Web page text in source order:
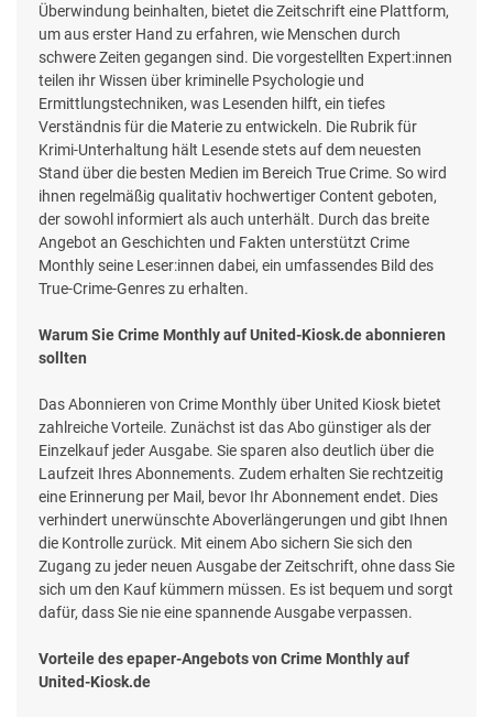
Überwindung beinhalten, bietet die Zeitschrift eine Plattform,
um aus erster Hand zu erfahren, wie Menschen durch
schwere Zeiten gegangen sind. Die vorgestellten Expert:innen
teilen ihr Wissen über kriminelle Psychologie und
Ermittlungstechniken, was Lesenden hilft, ein tiefes
Verständnis für die Materie zu entwickeln. Die Rubrik für
Krimi-Unterhaltung hält Lesende stets auf dem neuesten
Stand über die besten Medien im Bereich True Crime. So wird
ihnen regelmäßig qualitativ hochwertiger Content geboten,
der sowohl informiert als auch unterhält. Durch das breite
Angebot an Geschichten und Fakten unterstützt Crime
Monthly seine Leser:innen dabei, ein umfassendes Bild des
True-Crime-Genres zu erhalten.
Warum Sie Crime Monthly auf United-Kiosk.de abonnieren
sollten
Das Abonnieren von Crime Monthly über United Kiosk bietet
zahlreiche Vorteile. Zunächst ist das Abo günstiger als der
Einzelkauf jeder Ausgabe. Sie sparen also deutlich über die
Laufzeit Ihres Abonnements. Zudem erhalten Sie rechtzeitig
eine Erinnerung per Mail, bevor Ihr Abonnement endet. Dies
verhindert unerwünschte Aboverlängerungen und gibt Ihnen
die Kontrolle zurück. Mit einem Abo sichern Sie sich den
Zugang zu jeder neuen Ausgabe der Zeitschrift, ohne dass Sie
sich um den Kauf kümmern müssen. Es ist bequem und sorgt
dafür, dass Sie nie eine spannende Ausgabe verpassen.
Vorteile des epaper-Angebots von Crime Monthly auf
United-Kiosk.de